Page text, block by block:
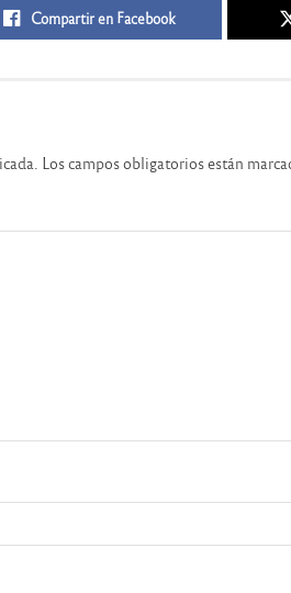
Compartir en Facebook
Los campos obligatorios están